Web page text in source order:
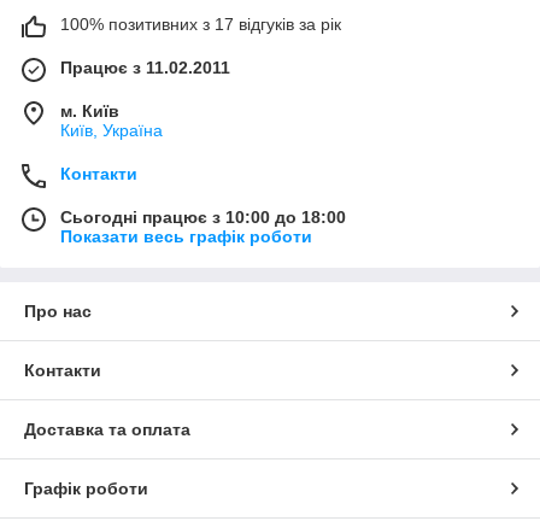
100% позитивних з 17 відгуків за рік
Працює з 11.02.2011
м. Київ
Київ, Україна
Контакти
Сьогодні працює з 10:00 до 18:00
Показати весь графік роботи
Про нас
Контакти
Доставка та оплата
Графік роботи